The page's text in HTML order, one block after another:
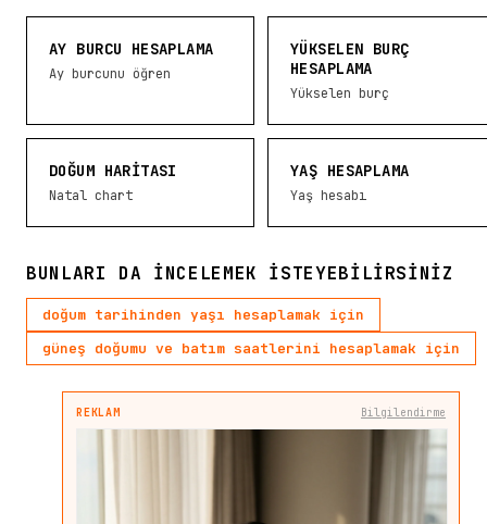
AY BURCU HESAPLAMA
Ay burcunu öğren
YÜKSELEN BURÇ
HESAPLAMA
Yükselen burç
DOĞUM HARITASI
Natal chart
YAŞ HESAPLAMA
Yaş hesabı
BUNLARI DA INCELEMEK ISTEYEBILIRSINIZ
doğum tarihinden yaşı hesaplamak için
güneş doğumu ve batım saatlerini hesaplamak için
REKLAM Bilgilendirme